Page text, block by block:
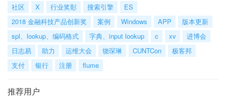
社区 X 行业奖彰 搜索引擎
ES
2018 金融科技产品创新奖
案例 Windows APP
版本更新
spl、lookup、编码格式
字典、input lookup c xv
进博会
日志易
助力 运维大会 饶琛琳 CUNTCon
极客邦
支付
银行 注册 flume
推荐用户